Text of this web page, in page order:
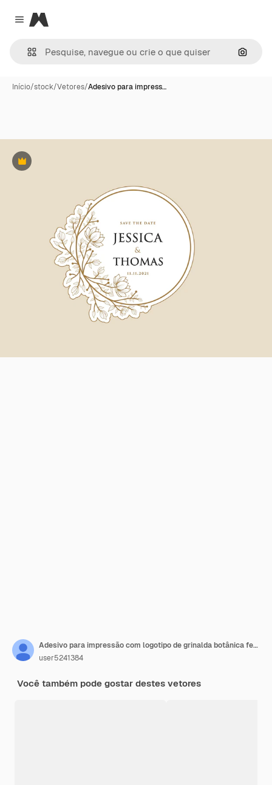
Close menu
Magnific
Início/stock/Vetores/Adesivo para impress…
Premium
Adesivo para impressão com logotipo de grinalda botânica feminina para cartão de casamento da boutique do salão de beleza do bouquet spa
user5241384
Você também pode gostar destes vetores